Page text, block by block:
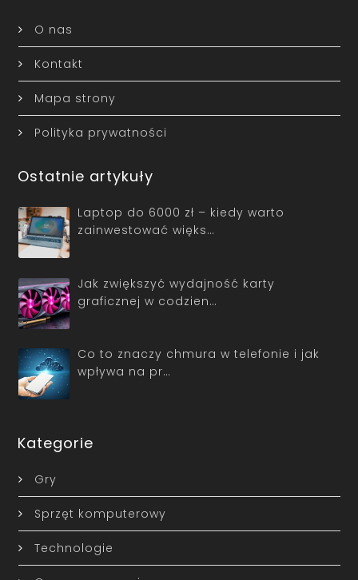
O nas
Kontakt
Mapa strony
Polityka prywatności
Ostatnie artykuły
Laptop do 6000 zł – kiedy warto
zainwestować więks…
Jak zwiększyć wydajność karty
graficznej w codzien…
Co to znaczy chmura w telefonie i jak
wpływa na pr…
Kategorie
Gry
Sprzęt komputerowy
Technologie